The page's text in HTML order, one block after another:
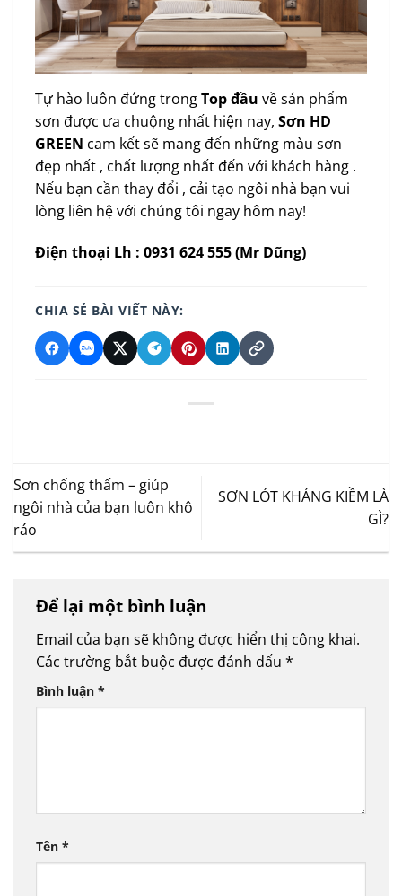
Tự hào luôn đứng trongTop đầu về sản phẩm
sơn được ưa chuộng nhất hiện nay, Sơn HD
GREEN cam kết sẽ mang đến những màu sơn
đẹp nhất , chất lượng nhất đến với khách hàng .
Nếu bạn cần thay đổi , cải tạo ngôi nhà bạn vui
lòng liên hệ với chúng tôi ngay hôm nay!
Điện thoại Lh : 0931 624 555 (Mr Dũng)
CHIA SẺ BÀI VIẾT NÀY:
Sơn chống thấm – giúp
ngôi nhà của bạn luôn khô
ráo
SƠN LÓT KHÁNG KIỀM LÀ
GÌ?
Để lại một bình luận
Email của bạn sẽ không được hiển thị công khai.
Các trường bắt buộc được đánh dấu *
Bình luận *
Tên *